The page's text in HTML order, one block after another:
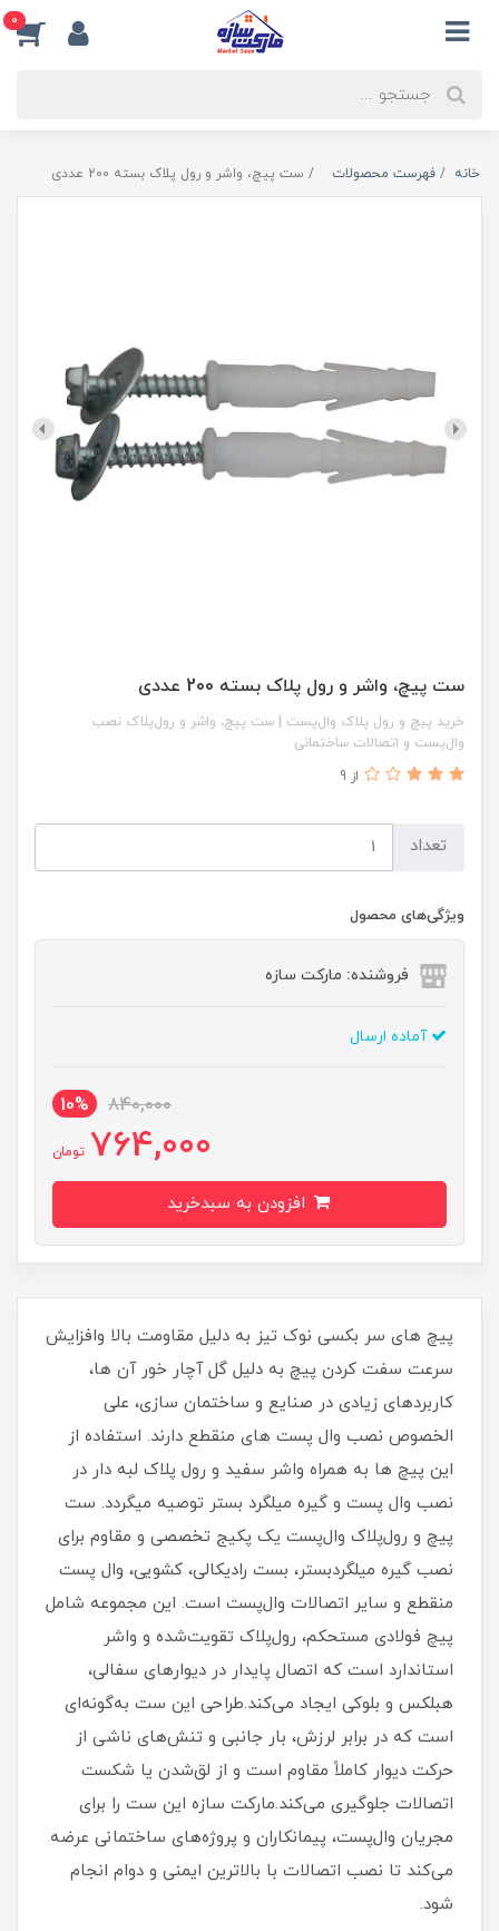
0
خانه فهرست محصولات ست پیچ، واشر و رول پلاک بسته 200 عددی
ست پیچ، واشر و رول پلاک بسته 200 عددی
خرید پیچ و رول پلاک وال‌پست | ست پیچ، واشر و رول‌پلاک نصب
وال‌پست و اتصالات ساختمانی
از 9
تعداد
ویژگی‌های محصول
فروشنده: مارکت سازه
آماده ارسال
840,000
10%
764,000 تومان
پیچ های سر بکسی نوک تیز به دلیل مقاومت بالا وافزایش
سرعت سفت کردن پیچ به دلیل گل آچار خور آن ها،
کاربردهای زیادی در صنایع و ساختمان سازی، علی
الخصوص نصب وال پست های منقطع دارند. استفاده از
این پیچ ها به همراه واشر سفید و رول پلاک لبه دار در
نصب وال پست و گیره میلگرد بستر توصیه میگردد. ست
پیچ و رول‌پلاک وال‌پست یک پکیج تخصصی و مقاوم برای
نصب گیره میلگردبستر، بست رادیکالی، کشویی، وال پست
منقطع و سایر اتصالات وال‌پست است. این مجموعه شامل
پیچ فولادی مستحکم، رول‌پلاک تقویت‌شده و واشر
استاندارد است که اتصال پایدار در دیوارهای سفالی،
هبلکس و بلوکی ایجاد می‌کند.طراحی این ست به‌گونه‌ای
است که در برابر لرزش، بار جانبی و تنش‌های ناشی از
حرکت دیوار کاملاً مقاوم است و از لق‌شدن یا شکست
اتصالات جلوگیری می‌کند.مارکت سازه این ست را برای
مجریان وال‌پست، پیمانکاران و پروژه‌های ساختمانی عرضه
می‌کند تا نصب اتصالات با بالاترین ایمنی و دوام انجام
شود.